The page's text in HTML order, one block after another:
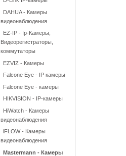
DAHUA - Камеры
видеонаблюдения
EZ-IP - Ip-Камеры,
Видеорегистраторы,
коммутаторы
EZVIZ - Камеры
Falcone Eye - IP камеры
Falcone Eye - камеры
HIKVISION - IP-камеры
HiWatch - Камеры
видеонаблюдения
iFLOW - Камеры
видеонаблюдения
Mastermann - Камеры